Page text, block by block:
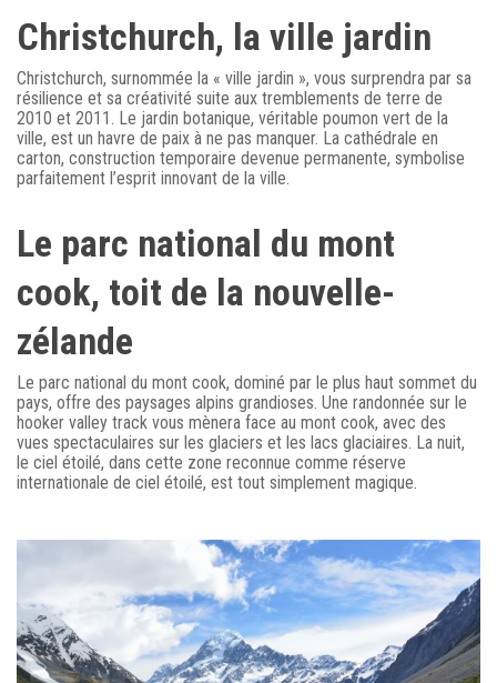
Christchurch, la ville jardin
Christchurch, surnommée la « ville jardin », vous surprendra par sa
résilience et sa créativité suite aux tremblements de terre de
2010 et 2011. Le jardin botanique, véritable poumon vert de la
ville, est un havre de paix à ne pas manquer. La cathédrale en
carton, construction temporaire devenue permanente, symbolise
parfaitement l’esprit innovant de la ville.
Le parc national du mont
cook, toit de la nouvelle-
zélande
Le parc national du mont cook, dominé par le plus haut sommet du
pays, offre des paysages alpins grandioses. Une randonnée sur le
hooker valley track vous mènera face au mont cook, avec des
vues spectaculaires sur les glaciers et les lacs glaciaires. La nuit,
le ciel étoilé, dans cette zone reconnue comme réserve
internationale de ciel étoilé, est tout simplement magique.